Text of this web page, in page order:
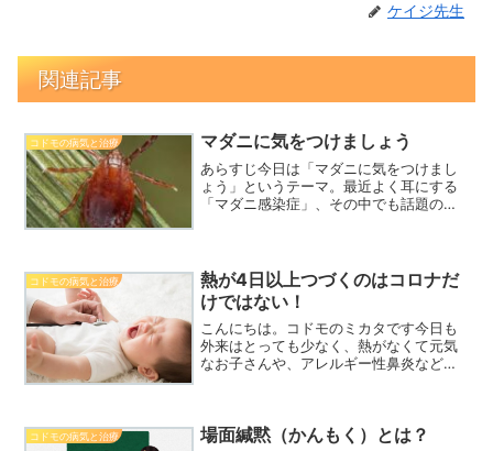
ケイジ先生
関連記事
コドモの病気と治療 マダニに気をつけましょう
あらすじ今日は「マダニに気をつけまし
ょう」というテーマ。最近よく耳にする
「マダニ感染症」、その中でも話題の
が心配？SFTSってど...
コドモの病気と治療
熱が4日以上つづくのはコロナだ
けではない！
こんにちは。コドモのミカタです今日も
外来はとっても少なく、熱がなくて元気
なお子さんや、アレルギー性鼻炎などの
します。もしお熱でしんど...
コドモの病気と治療 場面緘黙（かんもく）とは？